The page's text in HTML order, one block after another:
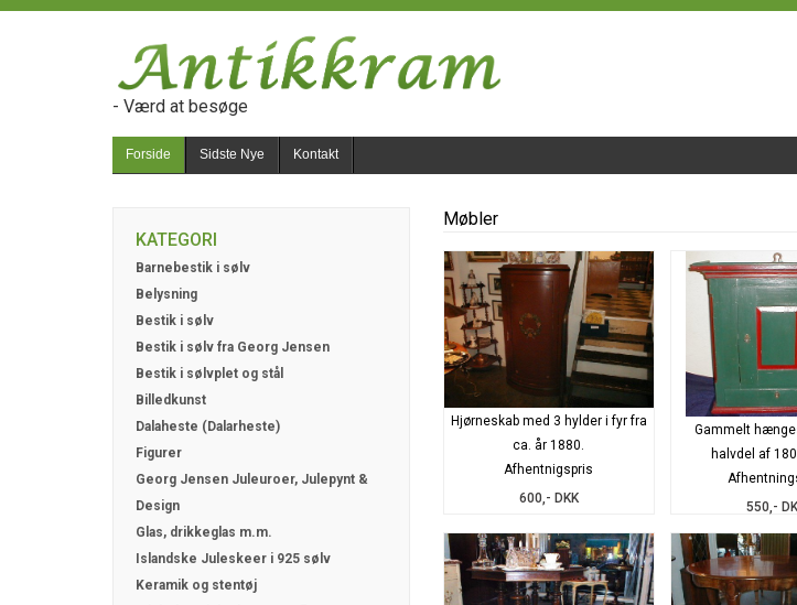
- Værd at besøge
Forside Sidste Nye Kontakt
KATEGORI
Barnebestik i sølv
Belysning
Bestik i sølv
Bestik i sølv fra Georg Jensen
Bestik i sølvplet og stål
Billedkunst
Dalaheste (Dalarheste)
Figurer
Georg Jensen Juleuroer, Julepynt &
Design
Glas, drikkeglas m.m.
Islandske Juleskeer i 925 sølv
Keramik og stentøj
Møbler
Hjørneskab med 3 hylder i fyr fra
ca. år 1880.
Afhentnigspris
600,- DKK
Gammelt
halvdel af
550,-